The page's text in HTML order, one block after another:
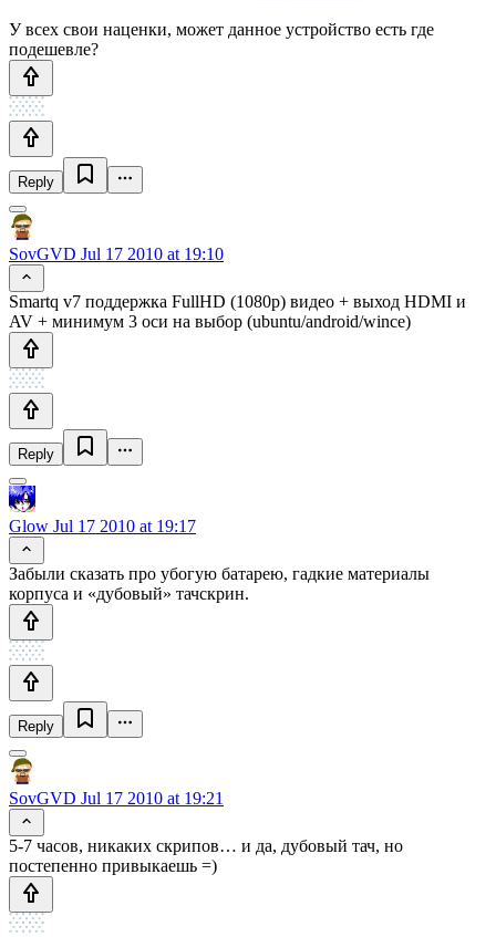
У всех свои наценки, может данное устройство есть где
подешевле?
Reply
SovGVD Jul 17 2010 at 19:10
Smartq v7 поддержка FullHD (1080p) видео + выход HDMI и
AV + минимум 3 оси на выбор (ubuntu/android/wince)
Reply
Glow Jul 17 2010 at 19:17
Забыли сказать про убогую батарею, гадкие материалы
корпуса и «дубовый» тачскрин.
Reply
SovGVD Jul 17 2010 at 19:21
5-7 часов, никаких скрипов… и да, дубовый тач, но
постепенно привыкаешь =)